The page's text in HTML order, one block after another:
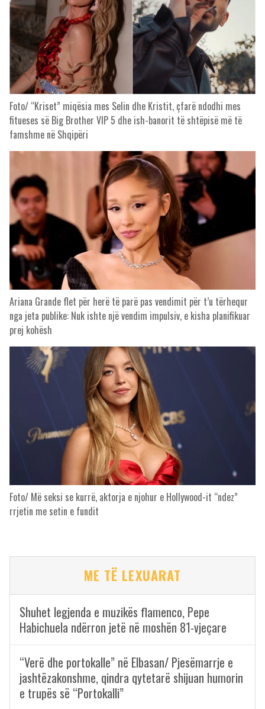
Foto/ “Kriset” miqësia mes Selin dhe Kristit, çfarë ndodhi mes
fitueses së Big Brother VIP 5 dhe ish-banorit të shtëpisë më të
famshme në Shqipëri
Ariana Grande flet për herë të parë pas vendimit për t’u tërhequr
nga jeta publike: Nuk ishte një vendim impulsiv, e kisha planifikuar
prej kohësh
Foto/ Më seksi se kurrë, aktorja e njohur e Hollywood-it “ndez”
rrjetin me setin e fundit
ME TË LEXUARAT
Shuhet legjenda e muzikës flamenco, Pepe
Habichuela ndërron jetë në moshën 81-vjeçare
“Verë dhe portokalle” në Elbasan/ Pjesëmarrje e
jashtëzakonshme, qindra qytetarë shijuan humorin
e trupës së “Portokalli”